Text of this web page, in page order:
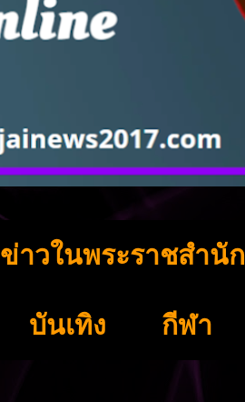
ข่าวในพระราชสำนัก
บันเทิง กีฬา